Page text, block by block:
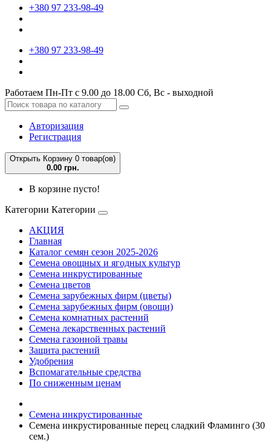
+380 97 233-98-49
+380 97 233-98-49
Работаем Пн-Пт с 9.00 до 18.00 Сб, Вс - выходной
Авторизация
Регистрация
Открыть Корзину 0 товар(ов)
0.00 грн.
В корзине пусто!
Категории Категории
АКЦИЯ
Главная
Каталог семян сезон 2025-2026
Семена овощных и ягодных культур
Семена инкрустированные
Семена цветов
Семена зарубежных фирм (цветы)
Семена зарубежных фирм (овощи)
Семена комнатных растений
Семена лекарственных растений
Семена газонной травы
Защита растений
Удобрения
Вспомагательные средства
По сниженным ценам
Семена инкрустированные
Семена инкрустированные перец сладкий Фламинго (30
сем.)